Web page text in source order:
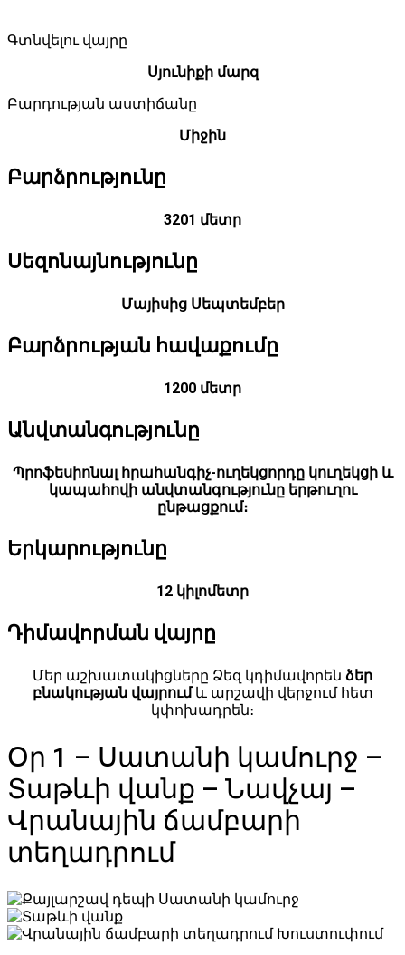
Գտնվելու վայրը
Սյունիքի մարզ
Բարդության աստիճանը
Միջին
Բարձրությունը
3201 մետր
Սեզոնայնությունը
Մայիսից Սեպտեմբեր
Բարձրության հավաքումը
1200 մետր
Անվտանգությունը
Պրոֆեսիոնալ հրահանգիչ-ուղեկցորդը կուղեկցի և
կապահովի անվտանգությունը երթուղու
ընթացքում։
Երկարությունը
12 կիլոմետր
Դիմավորման վայրը
Մեր աշխատակիցները Ձեզ կդիմավորեն ձեր
բնակության վայրումև արշավի վերջում հետ
կփոխադրեն։
Օր 1 – Սատանի կամուրջ –
Տաթևի վանք – Նավչայ –
Վրանային ճամբարի
տեղադրում